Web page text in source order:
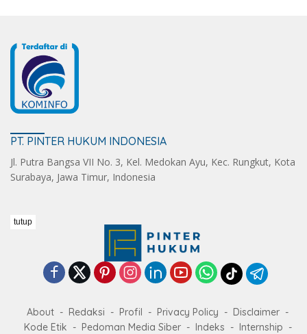
PT. PINTER HUKUM INDONESIA
Jl. Putra Bangsa VII No. 3, Kel. Medokan Ayu, Kec. Rungkut, Kota
Surabaya, Jawa Timur, Indonesia
About Redaksi Profil Privacy Policy
Disclaimer
Kode Etik
Pedoman Media Siber Indeks Internship
tutup